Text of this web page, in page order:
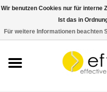
Wir benutzen Cookies nur für interne
Ist das in
Für weitere Informationen beachten